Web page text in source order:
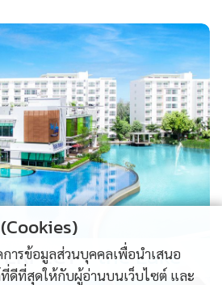
-the Lake
การข้อมูลส่วนบุคคลเพื่อนำเสนอ
ดีที่สุดให้กับผู้อ่านบนเว็บไซต์ และ